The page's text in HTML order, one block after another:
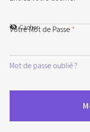
Votre Mot de Passe *
Cacher
Mot de passe oublié ?